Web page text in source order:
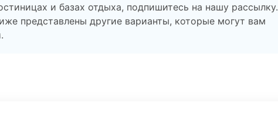
и базах отдыха, подпишитесь на нашу рассылку.
представлены другие варианты, которые могут вам